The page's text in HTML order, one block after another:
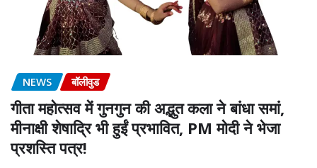
NEWS बॉलीवुड
गीता महोत्सव में गुनगुन की अद्भुत कला ने बांधा समां,
मीनाक्षी शेषाद्रि भी हुईं प्रभावित, PM मोदी ने भेजा
प्रशस्ति पत्र!